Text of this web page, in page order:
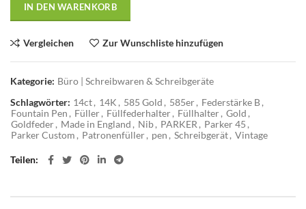
IN DEN WARENKORB
Vergleichen Zur Wunschliste hinzufügen
Kategorie: Büro | Schreibwaren & Schreibgeräte
Schlagwörter: 14ct, 14K , 585 Gold , 585er, Federstärke B,
Fountain Pen , Füller, Füllfederhalter, Füllhalter, Gold ,
Goldfeder, Made in England , Nib, PARKER , Parker 45 ,
Parker Custom , Patronenfüller, pen , Schreibgerät, Vintage
Teilen